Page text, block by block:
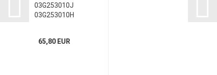
03G253010J
03G253010H
Dichtungssatz
65,80 EUR